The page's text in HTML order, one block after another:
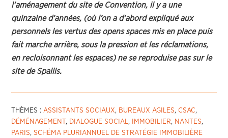
l’aménagement du site de Convention, il y a une
quinzaine d’années, (où l’on a d’abord expliqué aux
personnels les vertus des opens spaces mis en place puis
fait marche arrière, sous la pression et les réclamations,
en recloisonnant les espaces) ne se reproduise pas sur le
site de Spallis.
THÈMES :ASSISTANTS SOCIAUX, BUREAUX AGILES,CSAC,
DÉMÉNAGEMENT , DIALOGUE SOCIAL, IMMOBILIER, NANTES,
PARIS,SCHÉMA PLURIANNUEL DE STRATÉGIE IMMOBILIÈRE